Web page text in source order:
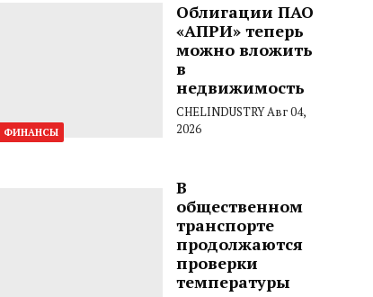
ФИНАНСЫ
Облигации ПАО
«АПРИ» теперь
можно вложить
в
недвижимость
CHELINDUSTRYАвг 04,
2026
В
общественном
транспорте
продолжаются
проверки
температуры